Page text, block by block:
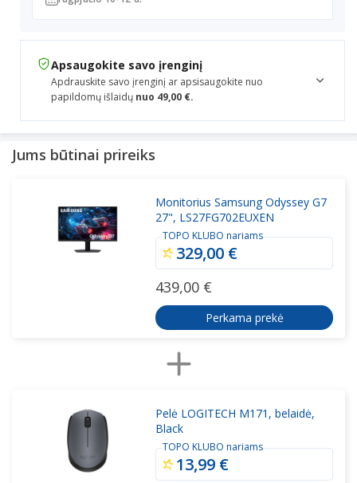
Apsaugokite savo įrenginį
Apdrauskite savo įrenginį ar apsisaugokite nuo
papildomų išlaidų nuo 49,00 €.
Jums būtinai prireiks
Monitorius Samsung Odyssey G7
27", LS27FG702EUXEN
439,00 €
TOPO KLUBO nariams
329,00 €
Perkama prekė
Pelė LOGITECH M171, belaidė,
Black
TOPO KLUBO nariams
13,99 €